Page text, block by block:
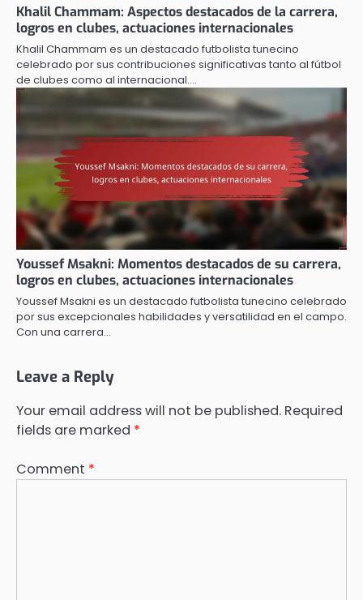
Khalil Chammam: Aspectos destacados de la carrera,
logros en clubes, actuaciones internacionales
Khalil Chammam es un destacado futbolista tunecino
celebrado por sus contribuciones significativas tanto al fútbol
de clubes como al internacional.…
Youssef Msakni: Momentos destacados de su carrera,
logros en clubes, actuaciones internacionales
Youssef Msakni es un destacado futbolista tunecino celebrado
por sus excepcionales habilidades y versatilidad en el campo.
Con una carrera…
Leave a Reply
Your email address will not be published. Required
fields are marked *
Comment *